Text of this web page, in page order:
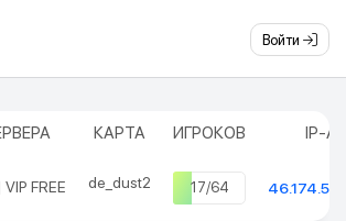
Войти
КАРТА ИГРОКОВ IP-
FREE de_dust2 17/64